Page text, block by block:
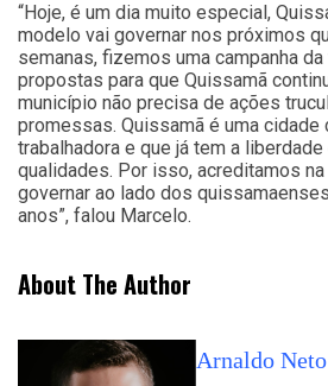
“Hoje, é um dia muito especial,
modelo vai governar nos próximos
semanas, fizemos uma campanha
propostas para que Quissamã
município não precisa de ações
promessas. Quissamã é uma cidade
trabalhadora e que já tem a
qualidades. Por isso, acreditamos
governar ao lado dos
anos”, falou Marcelo.
About The Author
Arnaldo Neto